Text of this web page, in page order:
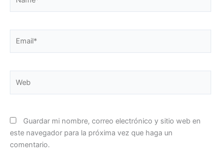
Guardar mi nombre, correo electrónico y sitio web en
este navegador para la próxima vez que haga un
comentario.